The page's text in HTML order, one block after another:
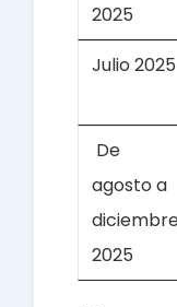
2025
Julio 2025
De
agosto a
2025